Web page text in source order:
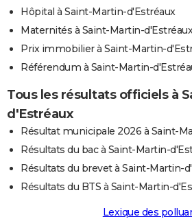
Hôpital à Saint-Martin-d'Estréaux
Maternités à Saint-Martin-d'Estréaux
Prix immobilier à Saint-Martin-
Référendum à Saint-Martin-
Tous les résultats officiels à
d'Estréaux
Résultat municipale 2026 à Saint-
Résultats du bac à Saint-Martin-
Résultats du brevet à Saint-Martin-
Résultats du BTS à Saint-Martin-
Lexique des